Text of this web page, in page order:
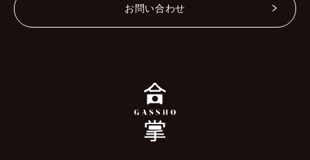
お問い合わせ